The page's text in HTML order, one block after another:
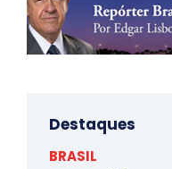
Destaques
BRASIL